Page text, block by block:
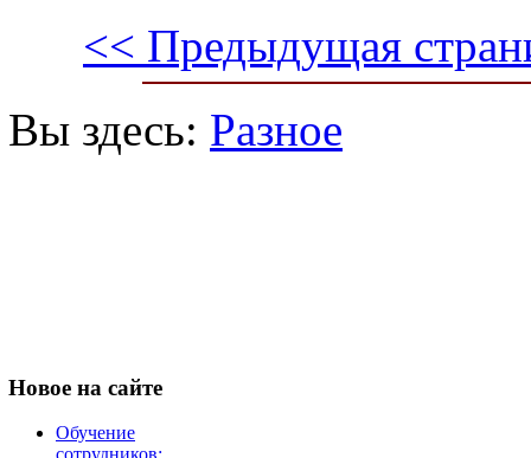
<< Предыдущая
Вы здесь: Разное
Новое на сайте
Обучение